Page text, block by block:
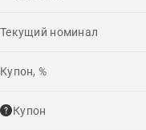
Текущий номинал
Купон, %
Купон